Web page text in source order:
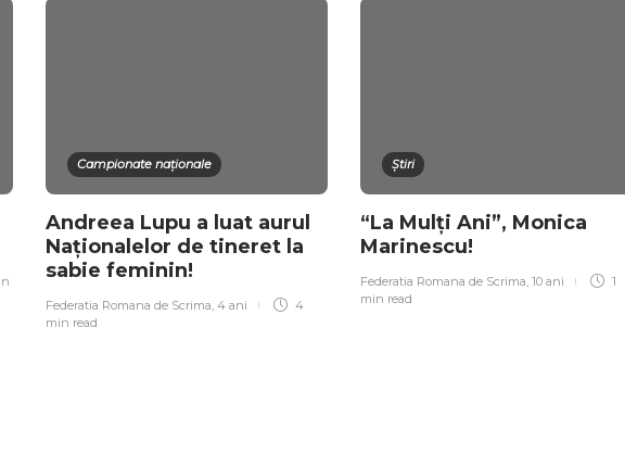
Campionate naționale
Andreea Lupu a luat aurul
Naționalelor de tineret la
sabie feminin!
Federatia Romana de Scrima 4 ani
4
min read
Știri
“La Mulți Ani”, Monica
Marinescu!
Federatia Romana de Scrima 10 ani
1
min read